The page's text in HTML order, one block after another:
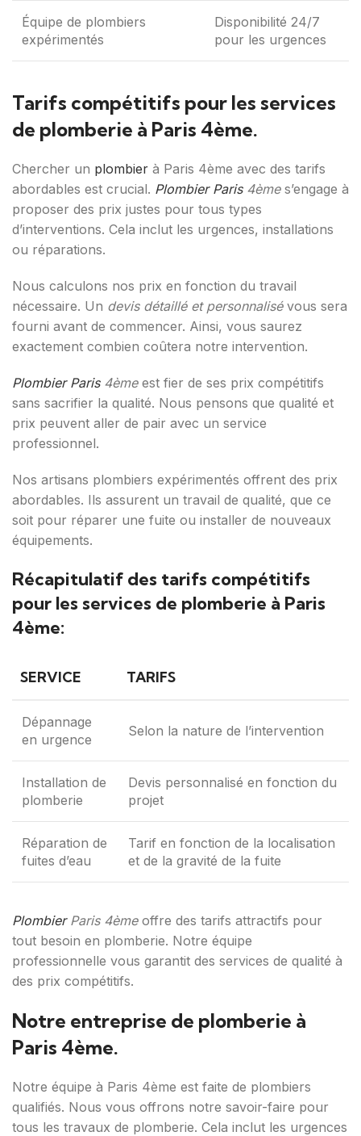
Équipe de plombiers
expérimentés
Disponibilité 24/7
pour les urgences
Tarifs compétitifs pour les services
de plomberie à Paris 4ème.
Chercher un plombier à Paris 4ème avec des tarifs
abordables est crucial. Plombier Paris4èmes’engage à
proposer des prix justes pour tous types
d’interventions. Cela inclut les urgences, installations
ou réparations.
Nous calculons nos prix en fonction du travail
nécessaire. Un devis détaillé et personnalisévous sera
fourni avant de commencer. Ainsi, vous saurez
exactement combien coûtera notre intervention.
Plombier Paris4èmeest fier de ses prix compétitifs
sans sacrifier la qualité. Nous pensons que qualité et
prix peuvent aller de pair avec un service
professionnel.
Nos artisans plombiers expérimentés offrent des prix
abordables. Ils assurent un travail de qualité, que ce
soit pour réparer une fuite ou installer de nouveaux
équipements.
Récapitulatif des tarifs compétitifs
pour les services de plomberie à Paris
4ème:
SERVICE TARIFS
Dépannage
en urgence
Selon la nature de l’intervention
Installation de
plomberie
Devis personnalisé en fonction du
projet
Réparation de
fuites d’eau
Tarif en fonction de la localisation
et de la gravité de la fuite
PlombierParis 4èmeoffre des tarifs attractifs pour
tout besoin en plomberie. Notre équipe
professionnelle vous garantit des services de qualité à
des prix compétitifs.
Notre entreprise de plomberie à
Paris 4ème.
Notre équipe à Paris 4ème est faite de plombiers
qualifiés. Nous vous offrons notre savoir-faire pour
tous les travaux de plomberie. Cela inclut les urgences